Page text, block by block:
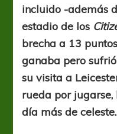
incluido -además
estadio de los
brecha a 13
ganaba pero
su visita a
rueda por
día más de celeste.